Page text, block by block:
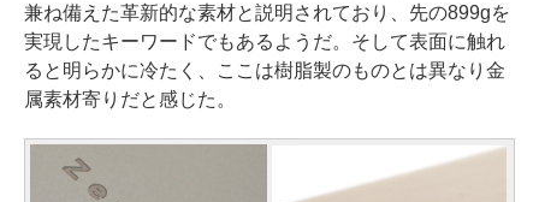
兼ね備えた革新的な素材と説明されており、先の899gを
実現したキーワードでもあるようだ。そして表面に触れ
ると明らかに冷たく、ここは樹脂製のものとは異なり金
属素材寄りだと感じた。